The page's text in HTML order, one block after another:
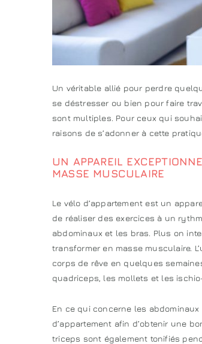
Un véritable allié pour perdre
se déstresser ou bien pour faire
sont multiples. Pour ceux qui
raisons de s’adonner à cette
UN APPAREIL
MASSE MUSCULAIRE
Le vélo d’appartement est un
de réaliser des exercices à un
abdominaux et les bras. Plus on
transformer en masse musculaire.
corps de rêve en quelques
quadriceps, les mollets et les
En ce qui concerne les
d’appartement afin d’obtenir une
triceps sont également tonifiés